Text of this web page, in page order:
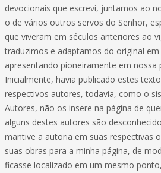
devocionais que escrevi, juntamos ao
o de vários outros servos do Senhor,
que viveram em séculos anteriores ao
traduzimos e adaptamos do original
apresentando pioneiramente em nossa
Inicialmente, havia publicado estes
respectivos autores, todavia, como o
Autores, não os insere na página de
alguns destes autores são
mantive a autoria em suas respectivas
suas obras para a minha página, de
ficasse localizado em um mesmo